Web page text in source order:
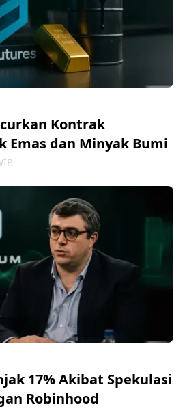
Kontrak
Emas dan Minyak Bumi
17% Akibat Spekulasi
Robinhood